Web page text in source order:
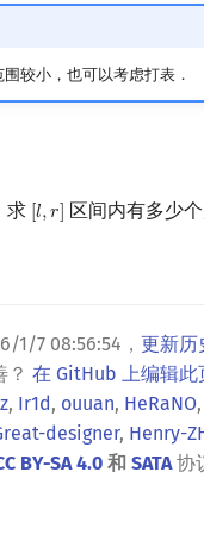
较小，也可以考虑打表．
求 [𝑙,𝑟]
[l,r] 区间内有多少
1/7 08:56:54 ， 更新历
？ 在 GitHub 上编辑此
, Ir1d , ouuan, HeRaNO,
designer, Henry-
BY-SA 4.0 和 SATA协